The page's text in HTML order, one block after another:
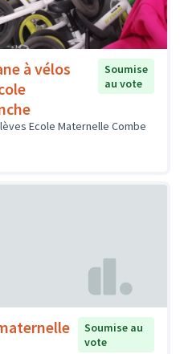
à vélos
Soumise
au vote
Ecole Maternelle Combe
Soumise au
vote